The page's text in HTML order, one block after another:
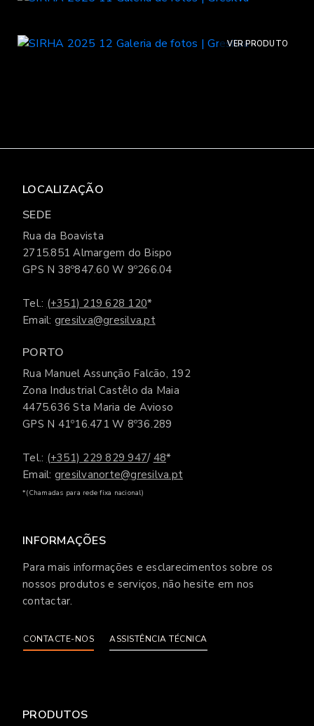
VER PRODUTO
LOCALIZAÇÃO
SEDE
Rua da Boavista
2715.851 Almargem do Bispo
GPS N 38º847.60 W 9º266.04
Tel.: (+351) 219 628 120*
Email: gresilva@gresilva.pt
PORTO
Rua Manuel Assunção Falcão, 192
Zona Industrial Castêlo da Maia
4475.636 Sta Maria de Avioso
GPS N 41º16.471 W 8º36.289
Tel.: (+351) 229 829 947/ 48*
Email: gresilvanorte@gresilva.pt
*(Chamadas para rede fixa nacional)
INFORMAÇÕES
Para mais informações e esclarecimentos sobre os
nossos produtos e serviços, não hesite em nos
contactar.
CONTACTE-NOS ASSISTÊNCIA TÉCNICA
PRODUTOS